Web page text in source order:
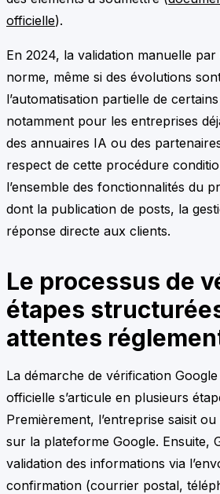
officielle).
En 2024, la validation manuelle
norme, même si des évolutions
l’automatisation partielle de
notamment pour les entreprises
des annuaires IA ou des
respect de cette procédure
l’ensemble des fonctionnalités du
dont la publication de posts, la
réponse directe aux clients.
Le processus de
étapes
attentes
La démarche de vérification
officielle s’articule en plusieurs
Premièrement, l’entreprise saisit
sur la plateforme Google. Ensuite,
validation des informations via
confirmation (courrier postal,